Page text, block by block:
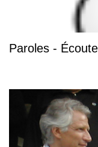
Paroles -